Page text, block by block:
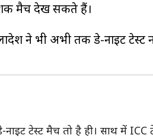
मैच देख सकते हैं।
ने भी अभी तक डे-नाइट टेस्ट
नाइट टेस्ट मैच तो है ही। साथ में